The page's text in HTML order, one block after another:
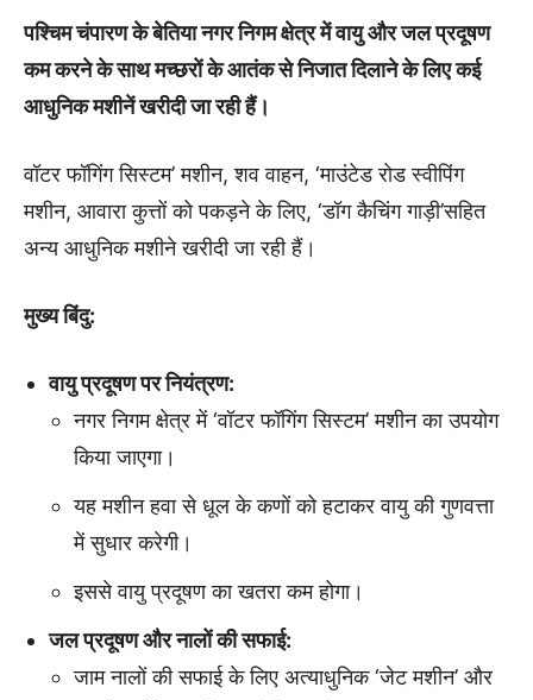
पश्चिम चंपारण के बेतिया नगर निगम क्षेत्र में वायु और जल प्रदूषण
कम करने के साथ मच्छरों के आतंक से निजात दिलाने के लिए कई
आधुनिक मशीनें खरीदी जा रही हैं।
वॉटर फॉगिंग सिस्टम’ मशीन, शव वाहन, ‘माउंटेड रोड स्वीपिंग
मशीन, आवारा कुत्तों को पकड़ने के लिए, ‘डॉग कैचिंग गाड़ी’सहित
अन्य आधुनिक मशीने खरीदी जा रही हैं।
मुख्य बिंदु:
वायु प्रदूषण पर नियंत्रण:
नगर निगम क्षेत्र में ‘वॉटर फॉगिंग सिस्टम’ मशीन का उपयोग
किया जाएगा।
यह मशीन हवा से धूल के कणों को हटाकर वायु की गुणवत्ता
में सुधार करेगी।
इससे वायु प्रदूषण का खतरा कम होगा।
जल प्रदूषण और नालों की सफाई:
जाम नालों की सफाई के लिए अत्याधुनिक ‘जेट मशीन’ और